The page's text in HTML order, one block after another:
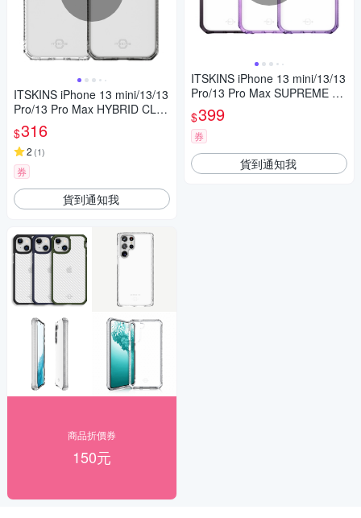
ITSKINS iPhone 13 mini/13/13
Pro/13 Pro Max HYBRID CLE
AR-防摔保護殼
$316
2 (1)
券
貨到通知我
商品折價券
150元
ITSKINS iPhone 13 mini/13/13
Pro/13 Pro Max SUPREME PR
IME-防摔保護殼
$399
券
貨到通知我